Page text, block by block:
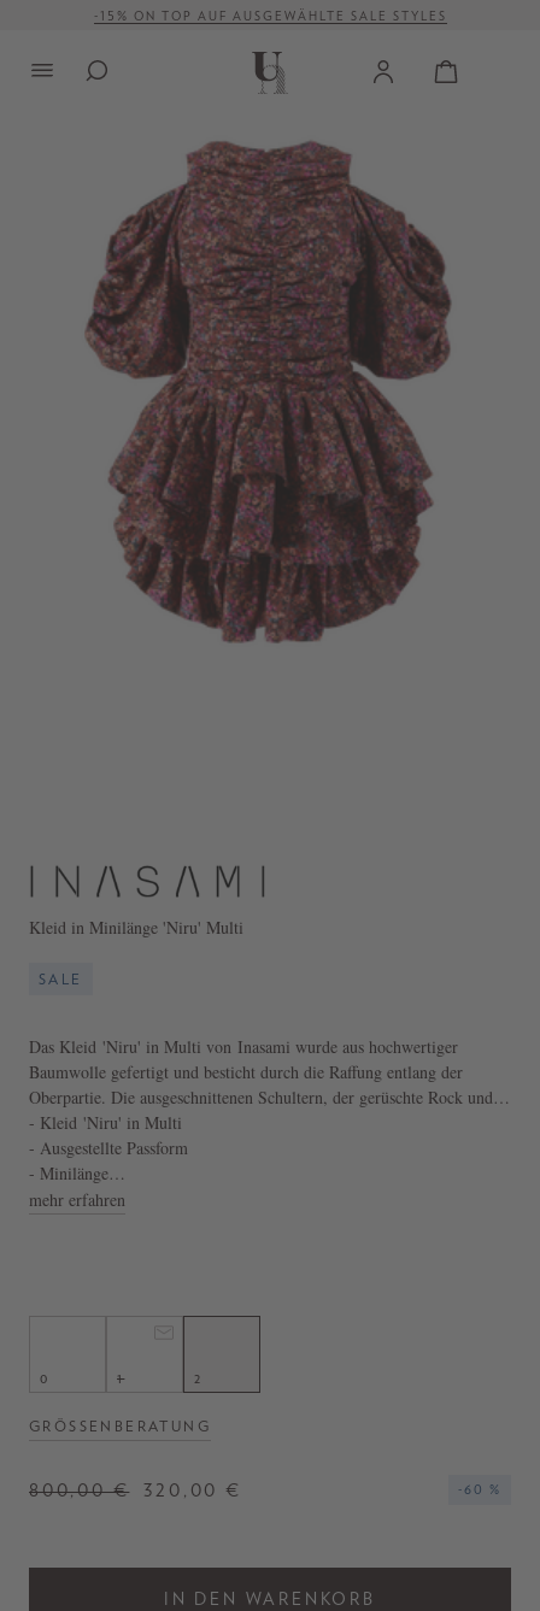
springen-15% ON TOP AUF AUSGEWÄHLTE SALE STYLES
Kleid in Minilänge 'Niru' Multi
SALE
Das Kleid 'Niru' in Multi von Inasami wurde aus hochwertiger
Baumwolle gefertigt und besticht durch die Raffung entlang der
Oberpartie. Die ausgeschnittenen Schultern, der gerüschte Rock und
die aufgebauschten Puffärmel, welche ebenfalls mit Raffungen verziert
wurden, vollenden dieses romantische Modell.
- Kleid 'Niru' in Multi
- Ausgestellte Passform
- Minilänge
- Hergestellt in Europa
mehr erfahren
0 1 2
GRÖSSENBERATUNG
800,00 € 320,00 € -60 %
IN DEN WARENKORB